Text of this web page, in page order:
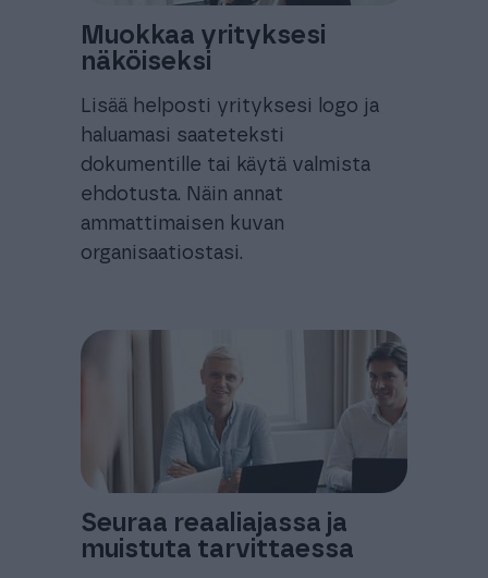
Muokkaa yrityksesi
näköiseksi
Lisää helposti yrityksesi logo ja
haluamasi saateteksti
dokumentille tai käytä valmista
ehdotusta. Näin annat
ammattimaisen kuvan
organisaatiostasi.
Seuraa reaaliajassa ja
muistuta tarvittaessa